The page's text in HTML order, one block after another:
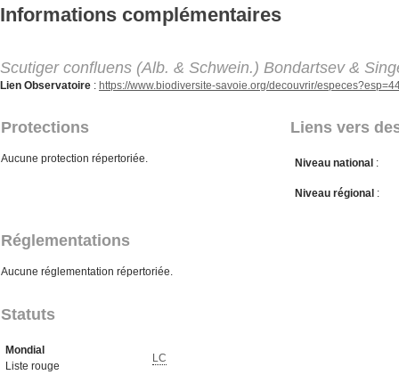
Aller au contenu principal
Informations complémentaires
Scutiger confluens (Alb. & Schwein.) Bondartsev &
Lien Observatoire : https://www.biodiversite-savoie.org/decouvrir/
Protections Liens vers
Aucune protection répertoriée. Niveau national :
Niveau régional :
Réglementations
Aucune réglementation répertoriée.
Statuts
Mondial
Liste rouge
LC